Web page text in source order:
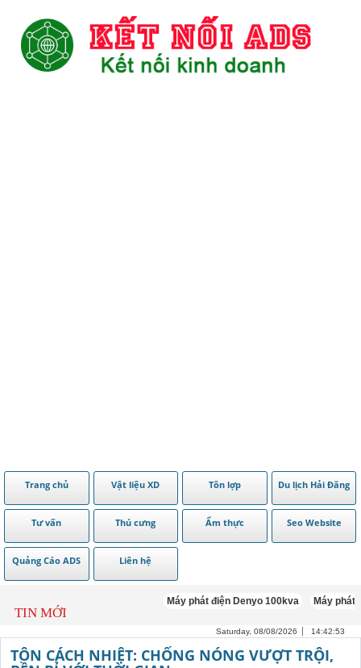
Trang chủ Vật liệu XD Tôn lợp Du lịch Hải Đăng
Tư vấn Thú cưng Ẩm thực Seo Website
Quảng Cáo ADS Liên hệ
TIN MỚI
Máy phát điện Denyo 100kva Máy phát
Saturday, 08/08/2026 14:42:54
TÔN CÁCH NHIỆT: CHỐNG NÓNG VƯỢT TRỘI,